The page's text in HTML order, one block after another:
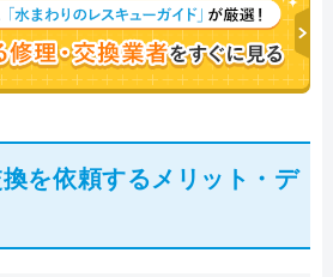
を依頼するメリット・デ